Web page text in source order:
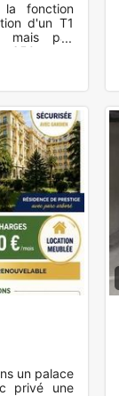
la fonction
d'un T1
pas
650 euros
un palace
privé une